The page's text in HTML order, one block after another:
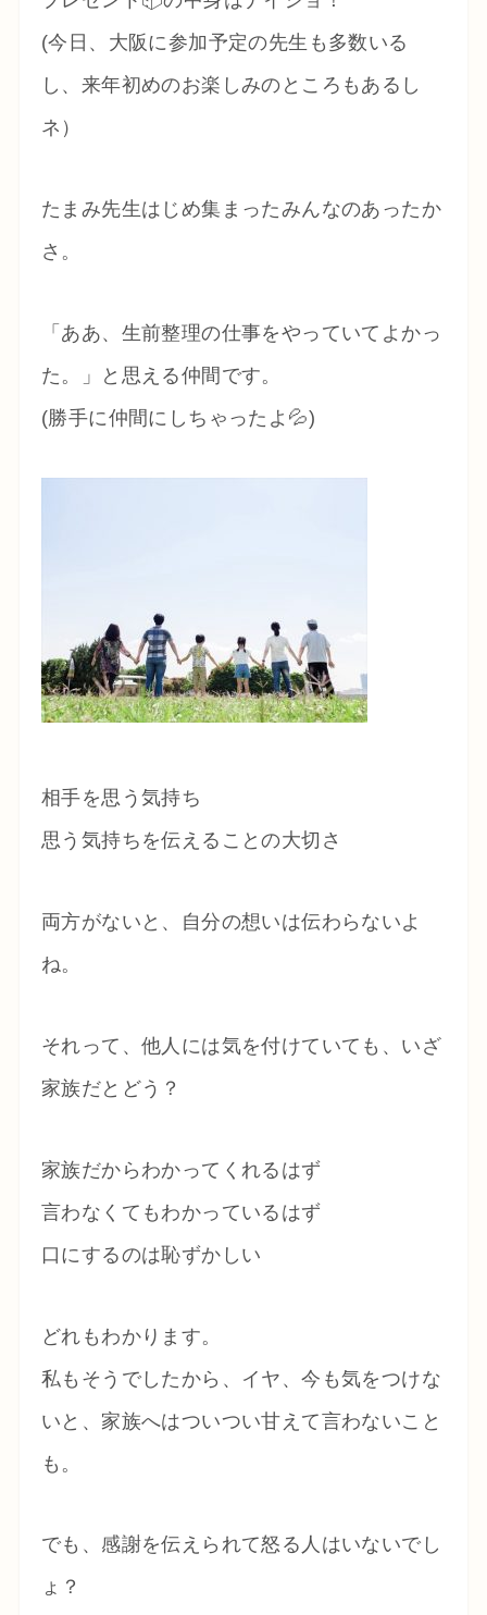
(今日、大阪に参加予定の先生も多数いる
し、来年初めのお楽しみのところもあるし
ネ）
たまみ先生はじめ集まったみんなのあったか
さ。
「ああ、生前整理の仕事をやっていてよかっ
た。」と思える仲間です。
(勝手に仲間にしちゃったよ💦)
相手を思う気持ち
思う気持ちを伝えることの大切さ
両方がないと、自分の想いは伝わらないよ
ね。
それって、他人には気を付けていても、いざ
家族だとどう？
家族だからわかってくれるはず
言わなくてもわかっているはず
口にするのは恥ずかしい
どれもわかります。
私もそうでしたから、イヤ、今も気をつけな
いと、家族へはついつい甘えて言わないこと
も。
でも、感謝を伝えられて怒る人はいないでし
ょ？